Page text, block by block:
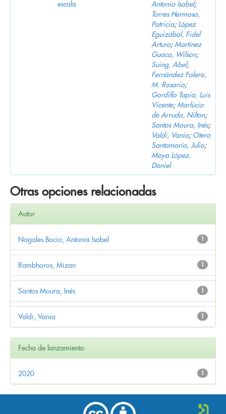
escala
Antonia Isabel;
Torres Hermoso,
Patricia; López
Eguizábal, Fidel
Arturo;Martínez
Guaca, Wilson;
Suing, Abel;
Fernández Falero,
M. Rosario;
Gordillo Tapia, Luis
Vicente;Marlúcio
de Arruda, Nilton;
Santos Moura, Inés;
Valdi, Vania; Otero
Santamaría, Julio;
Moya López,
Daniel
Otras opciones relacionadas
Autor
1
Nogales Bocio, Antonia Isabel
1
Rambhoros, Mizan
1
Santos Moura, Inés
1
Valdi, Vania
Fecha de lanzamiento
1
2020